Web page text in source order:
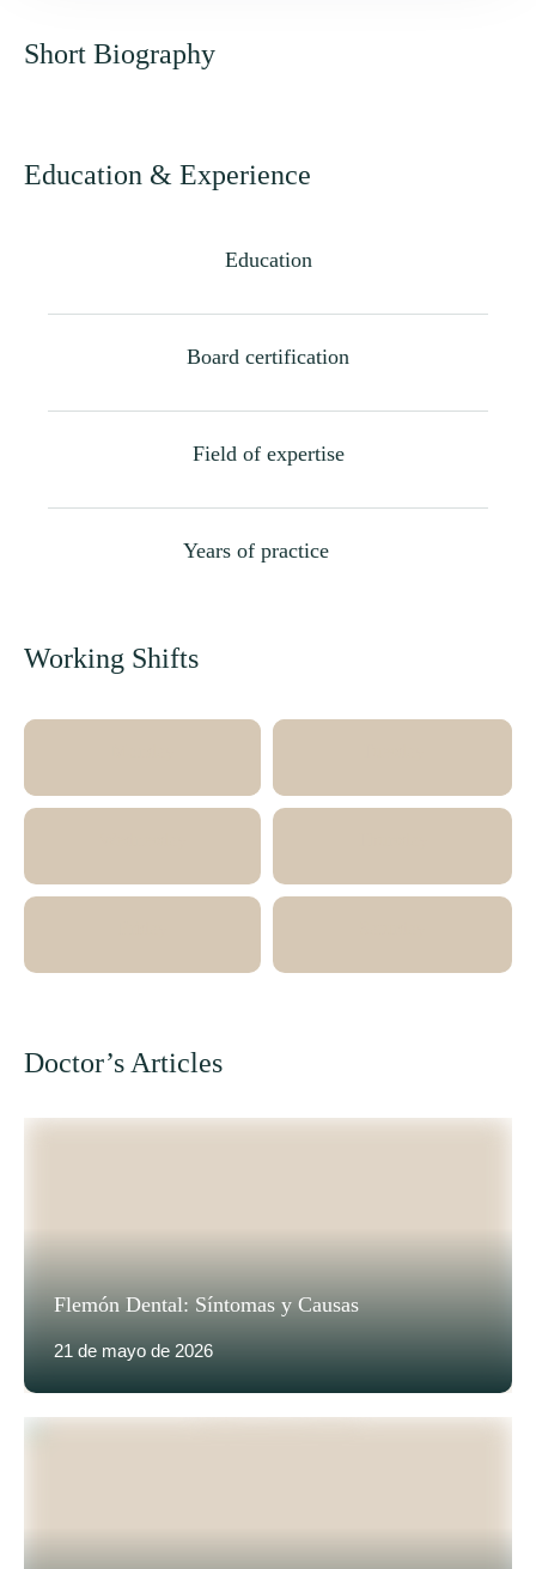
Short Biography
Education & Experience
Education
Board certification
Field of expertise
Years of practice
Working Shifts
Doctor’s Articles
Flemón Dental: Síntomas y Causas
21 de mayo de 2026